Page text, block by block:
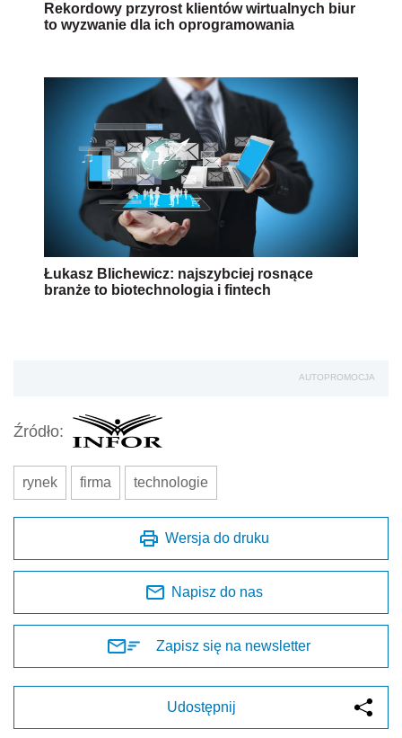
Rekordowy przyrost klientów wirtualnych biur
to wyzwanie dla ich oprogramowania
Łukasz Blichewicz: najszybciej rosnące
branże to biotechnologia i fintech
AUTOPROMOCJA
Źródło:
rynek firma technologie
Wersja do druku
Napisz do nas
Zapisz się na newsletter
Udostępnij